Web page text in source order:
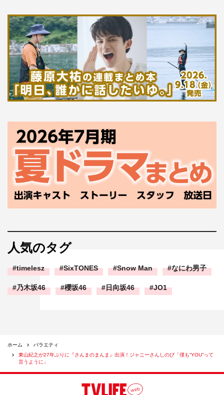
人気のタグ
timelesz SixTONES Snow Man なにわ男子
乃木坂46 櫻坂46 日向坂46 JO1
ホーム
バラエティ
東山紀之が27年ぶりに『さんまのまんま』出演！ジャニーさんしのび「僕も“YOU”って
言うように」